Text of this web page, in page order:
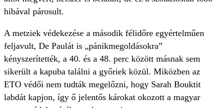
hibával párosult.
A metziek védekezése a második fél­időre egyértelműen
feljavult, De Paulát is „pánikmegoldásokra”
kényszerítették, a 40. és a 48. perc között másnak sem
sikerült a kapuba találni a győriek közül. Miközben az
ETO védői nem tudták megelőzni, hogy Sarah Bouktit
labdát kapjon, így ő jelentős károkat okozott a magyar